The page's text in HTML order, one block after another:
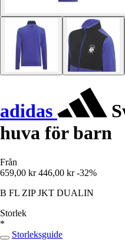
adidas
huva för barn
Från
659,00 kr 446,00 kr -32%
B FL ZIP JKT DUALIN
Storlek
*
Storleksguide